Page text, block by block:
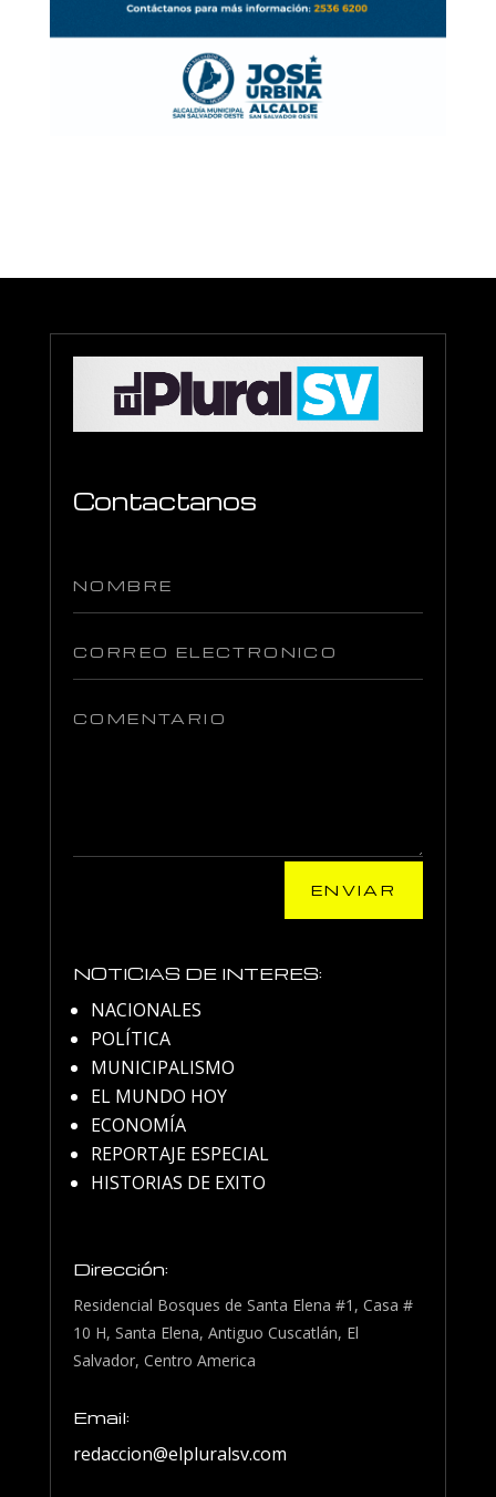
Contactanos
ENVIAR
NOTICIAS DE INTERES:
NACIONALES
POLÍTICA
MUNICIPALISMO
EL MUNDO HOY
ECONOMÍA
REPORTAJE ESPECIAL
HISTORIAS DE EXITO
Dirección:
Residencial Bosques de Santa Elena #1, Casa #
10 H, Santa Elena, Antiguo Cuscatlán, El
Salvador, Centro America
Email:
redaccion@elpluralsv.com